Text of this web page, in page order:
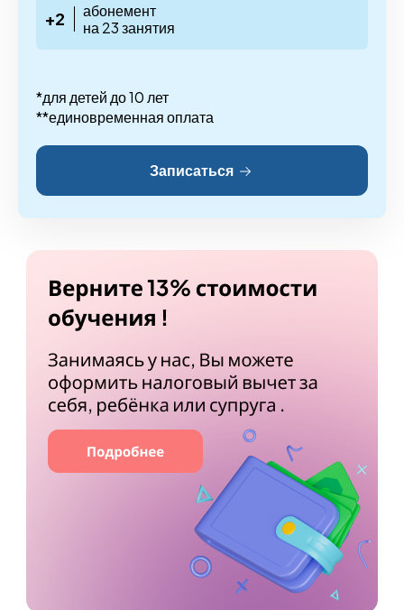
+2
абонемент
на 23 занятия
*для детей до 10 лет
**единовременная оплата
Записаться